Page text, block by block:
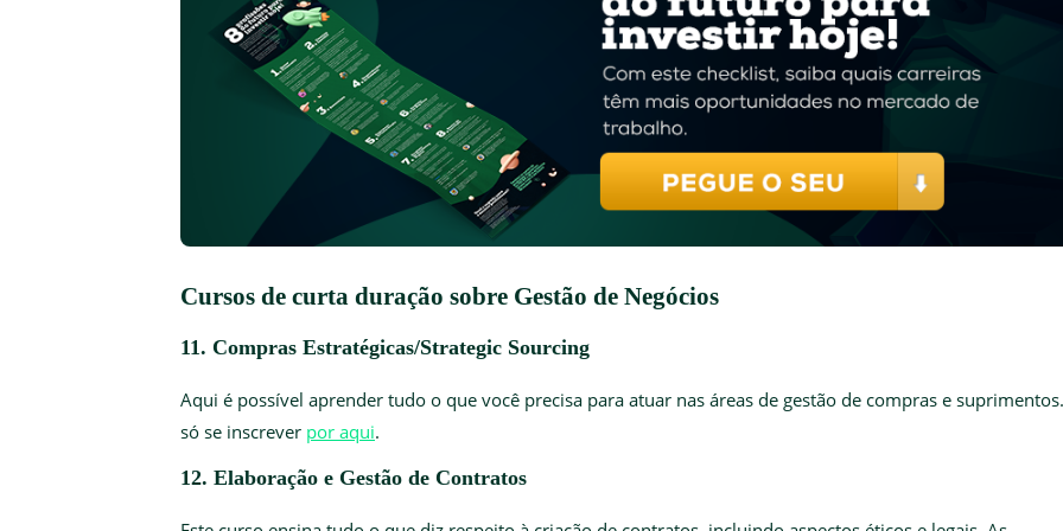
Cursos de curta duração sobre Gestão de Negócios
11. Compras Estratégicas/Strategic Sourcing
Aqui é possível aprender tudo o que você precisa para atuar nas áreas de gestão de compras e
só se inscrever por aqui.
12. Elaboração e Gestão de Contratos